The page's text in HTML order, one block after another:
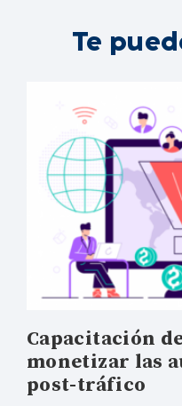
Te
Capacitación
monetizar las
post-tráfico